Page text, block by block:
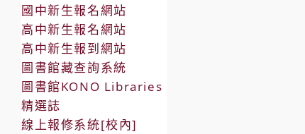
國中新生報名網站
高中新生報名網站
高中新生報到網站
圖書館藏查詢系統
圖書館KONO Libraries
精選誌
線上報修系統[校內]